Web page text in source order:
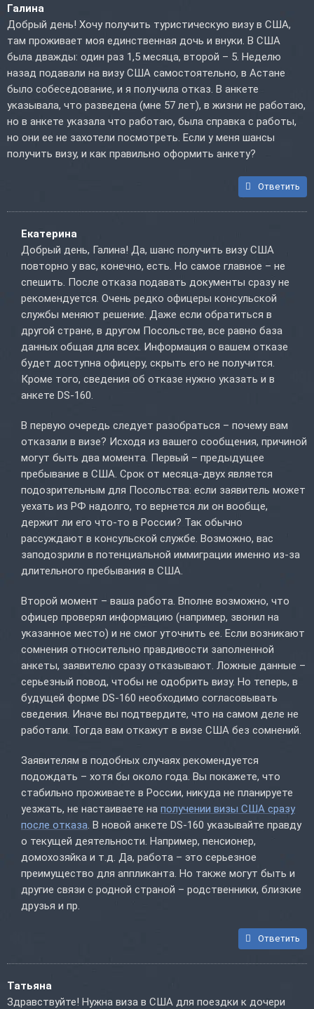
Галина
Добрый день! Хочу получить туристическую визу в США,
там проживает моя единственная дочь и внуки. В США
была дважды: один раз 1,5 месяца, второй – 5. Неделю
назад подавали на визу США самостоятельно, в Астане
было собеседование, и я получила отказ. В анкете
указывала, что разведена (мне 57 лет), в жизни не работаю,
но в анкете указала что работаю, была справка с работы,
но они ее не захотели посмотреть. Если у меня шансы
получить визу, и как правильно оформить анкету?
Ответить
Екатерина
Добрый день, Галина! Да, шанс получить визу США
повторно у вас, конечно, есть. Но самое главное – не
спешить. После отказа подавать документы сразу не
рекомендуется. Очень редко офицеры консульской
службы меняют решение. Даже если обратиться в
другой стране, в другом Посольстве, все равно база
данных общая для всех. Информация о вашем отказе
будет доступна офицеру, скрыть его не получится.
Кроме того, сведения об отказе нужно указать и в
анкете DS-160.
В первую очередь следует разобраться – почему вам
отказали в визе? Исходя из вашего сообщения, причиной
могут быть два момента. Первый – предыдущее
пребывание в США. Срок от месяца-двух является
подозрительным для Посольства: если заявитель может
уехать из РФ надолго, то вернется ли он вообще,
держит ли его что-то в России? Так обычно
рассуждают в консульской службе. Возможно, вас
заподозрили в потенциальной иммиграции именно из-за
длительного пребывания в США.
Второй момент – ваша работа. Вполне возможно, что
офицер проверял информацию (например, звонил на
указанное место) и не смог уточнить ее. Если возникают
сомнения относительно правдивости заполненной
анкеты, заявителю сразу отказывают. Ложные данные –
серьезный повод, чтобы не одобрить визу. Но теперь, в
будущей форме DS-160 необходимо согласовывать
сведения. Иначе вы подтвердите, что на самом деле не
работали. Тогда вам откажут в визе США без сомнений.
Заявителям в подобных случаях рекомендуется
подождать – хотя бы около года. Вы покажете, что
стабильно проживаете в России, никуда не планируете
уезжать, не настаиваете на получении визы США сразу
после отказа. В новой анкете DS-160 указывайте правду
о текущей деятельности. Например, пенсионер,
домохозяйка и т.д. Да, работа – это серьезное
преимущество для аппликанта. Но также могут быть и
другие связи с родной страной – родственники, близкие
друзья и пр.
Ответить
Татьяна
Здравствуйте! Нужна виза в США для поездки к дочери